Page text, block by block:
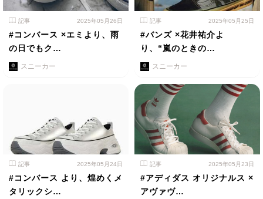
記事 2025年05月26日
#コンバース ×エミより、雨
の日でもク…
スニーカー
記事 2025年05月25日
#バンズ ×花井祐介よ
り、“嵐のときの…
スニーカー
記事 2025年05月24日
#コンバース より、煌めくメ
タリックシ…
記事 2025年05月23日
#アディダス オリジナルス ×
アヴァヴ…